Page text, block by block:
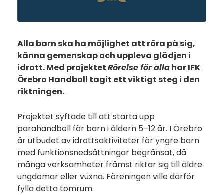
Alla barn ska ha möjlighet att röra på sig,
känna gemenskap och uppleva glädjen i
idrott. Med projektetRörelse för allahar IFK
Örebro Handboll tagit ett viktigt steg i den
riktningen.
Projektet syftade till att starta upp
parahandboll för barn i åldern 5–12 år. I Örebro
är utbudet av idrottsaktiviteter för yngre barn
med funktionsnedsättningar begränsat, då
många verksamheter främst riktar sig till äldre
ungdomar eller vuxna. Föreningen ville därför
fylla detta tomrum.